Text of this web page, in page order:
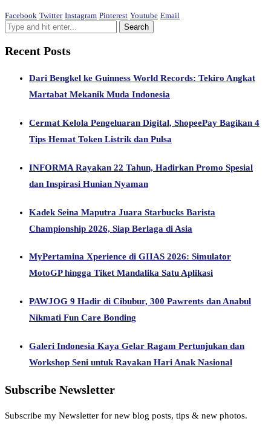
Facebook Twitter Instagram Pinterest Youtube Email
Recent Posts
Dari Bengkel ke Guinness World Records: Tekiro Angkat
Martabat Mekanik Muda Indonesia
Cermat Kelola Pengeluaran Digital, ShopeePay Bagikan 4
Tips Hemat Token Listrik dan Pulsa
INFORMA Rayakan 22 Tahun, Hadirkan Promo Spesial
dan Inspirasi Hunian Nyaman
Kadek Seina Maputra Juara Starbucks Barista
Championship 2026, Siap Berlaga di Asia
MyPertamina Xperience di GIIAS 2026: Simulator
MotoGP hingga Tiket Mandalika Satu Aplikasi
PAWJOG 9 Hadir di Cibubur, 300 Pawrents dan Anabul
Nikmati Fun Care Bonding
Galeri Indonesia Kaya Gelar Ragam Pertunjukan dan
Workshop Seni untuk Rayakan Hari Anak Nasional
Subscribe Newsletter
Subscribe my Newsletter for new blog posts, tips & new photos.